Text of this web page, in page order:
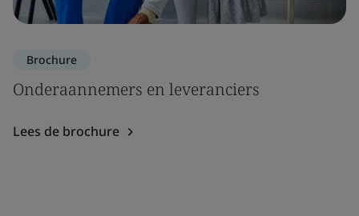
Brochure
Onderaannemers en leveranciers
Lees de brochure